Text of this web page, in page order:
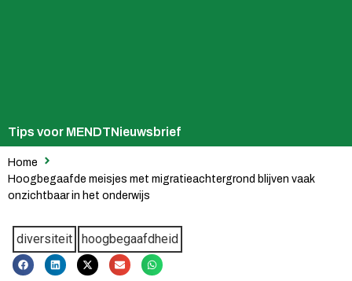
Tips voor MENDTNieuwsbrief
Home
Hoogbegaafde meisjes met migratieachtergrond blijven vaak
onzichtbaar in het onderwijs
diversiteit hoogbegaafdheid